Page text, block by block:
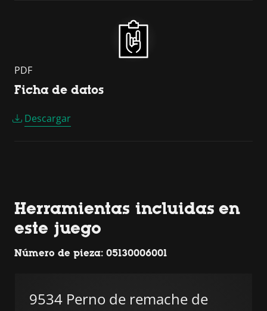
PDF
Ficha de datos
Descargar
Herramientas incluidas en
este juego
Número de pieza: 05130006001
9534 Perno de remache de